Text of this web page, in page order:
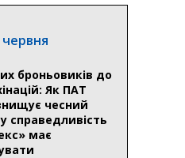
червня
броньовиків до
Як ПАТ
чесний
справедливість
має